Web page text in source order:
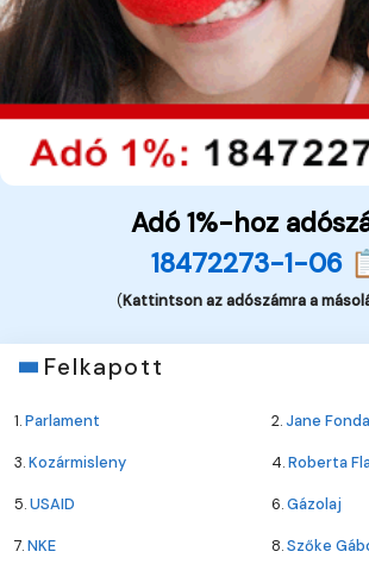
Adó 1%-hoz
18472273-1-06
(Kattintson az adószámra a
Felkapott
1.Parlament 2.Jane Fonda
3.Kozármisleny 4.Roberta
5.USAID 6.Gázolaj
7.NKE 8.Szőke